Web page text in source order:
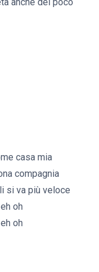
casa mia
compagnia
si va più veloce
oh
oh